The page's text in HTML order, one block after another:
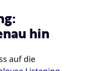
hin
auf die